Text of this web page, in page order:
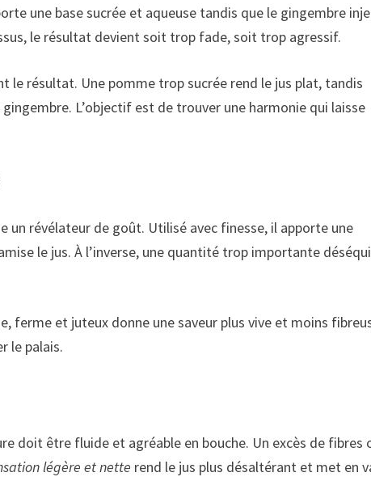
une base sucrée et aqueuse tandis que le gingembre
le résultat devient soit trop fade, soit trop agressif.
le résultat. Une pomme trop sucrée rend le jus plat, tandis
L’objectif est de trouver une harmonie qui laisse
un révélateur de goût. Utilisé avec finesse, il apporte une
le jus. À l’inverse, une quantité trop importante
ferme et juteux donne une saveur plus vive et moins
le palais.
doit être fluide et agréable en bouche. Un excès de fibres
légère et nette rend le jus plus désaltérant et met en